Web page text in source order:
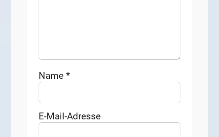
Name*
E-Mail-Adresse